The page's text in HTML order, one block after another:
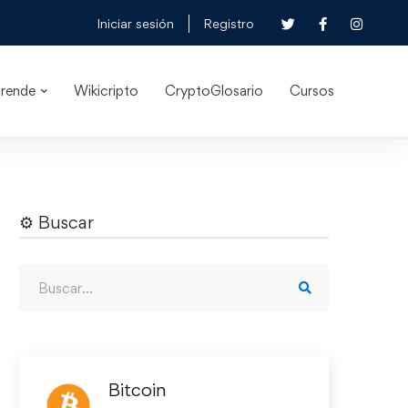
Iniciar sesión Registro
Wikicripto CryptoGlosario Cursos
⚙︎ Buscar
Bitcoin